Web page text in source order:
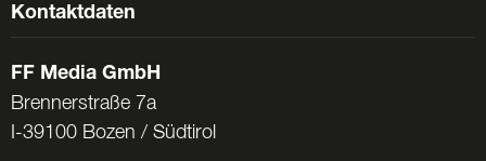
Kontaktdaten
FF Media GmbH
Brennerstraße 7a
I-39100 Bozen / Südtirol